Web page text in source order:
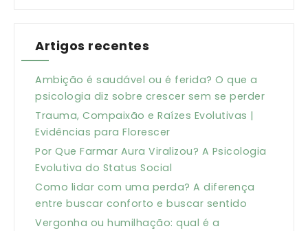
Artigos recentes
Ambição é saudável ou é ferida? O que a
psicologia diz sobre crescer sem se perder
Trauma, Compaixão e Raízes Evolutivas |
Evidências para Florescer
Por Que Farmar Aura Viralizou? A Psicologia
Evolutiva do Status Social
Como lidar com uma perda? A diferença
entre buscar conforto e buscar sentido
Vergonha ou humilhação: qual é a